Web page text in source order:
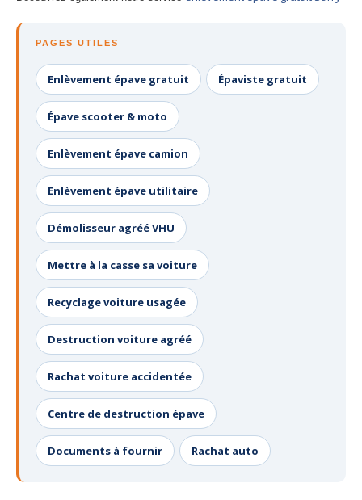
PAGES UTILES
Enlèvement épave gratuit Épaviste gratuit
Épave scooter & moto
Enlèvement épave camion
Enlèvement épave utilitaire
Démolisseur agréé VHU
Mettre à la casse sa voiture
Recyclage voiture usagée
Destruction voiture agréé
Rachat voiture accidentée
Centre de destruction épave
Documents à fournir Rachat auto